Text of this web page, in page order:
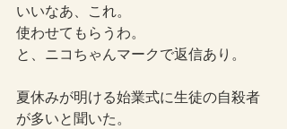
いいなあ、これ。
使わせてもらうわ。
と、ニコちゃんマークで返信あり。
夏休みが明ける始業式に生徒の自殺者
が多いと聞いた。